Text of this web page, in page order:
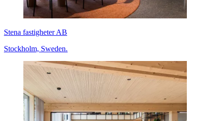
Stena fastigheter AB
Stockholm, Sweden.